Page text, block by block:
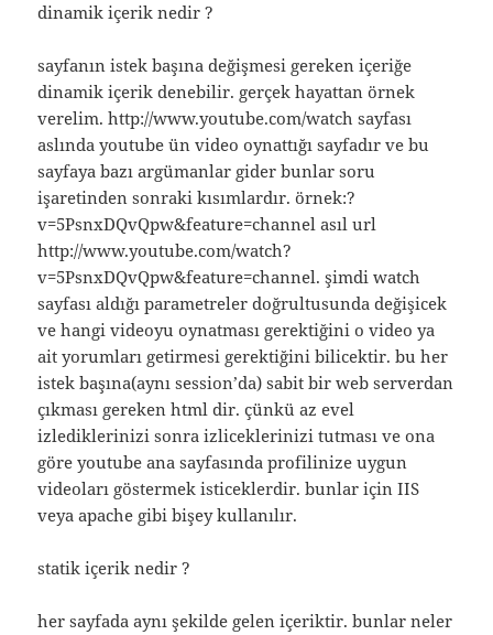
dinamik içerik nedir ?
sayfanın istek başına değişmesi gereken içeriğe
dinamik içerik denebilir. gerçek hayattan örnek
verelim. http://www.youtube.com/watch sayfası
aslında youtube ün video oynattığı sayfadır ve bu
sayfaya bazı argümanlar gider bunlar soru
işaretinden sonraki kısımlardır. örnek:?
v=5PsnxDQvQpw&feature=channel asıl url
http://www.youtube.com/watch?
v=5PsnxDQvQpw&feature=channel. şimdi watch
sayfası aldığı parametreler doğrultusunda değişicek
ve hangi videoyu oynatması gerektiğini o video ya
ait yorumları getirmesi gerektiğini bilicektir. bu her
istek başına(aynı session’da) sabit bir web serverdan
çıkması gereken html dir. çünkü az evel
izlediklerinizi sonra izliceklerinizi tutması ve ona
göre youtube ana sayfasında profilinize uygun
videoları göstermek isticeklerdir. bunlar için IIS
veya apache gibi bişey kullanılır.
statik içerik nedir ?
her sayfada aynı şekilde gelen içeriktir. bunlar neler